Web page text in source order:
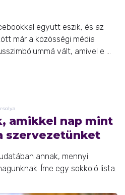
együtt eszik, és az
már a közösségi média
vált, amivel e ...
amikkel nap mint
szervezetünket
annak, mennyi
Íme egy sokkoló lista.